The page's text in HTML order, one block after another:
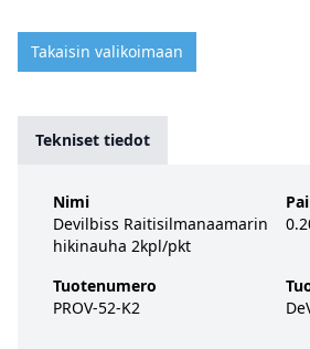
Takaisin valikoimaan
Tekniset tiedot
Nimi
Devilbiss Raitisilmanaamarin
hikinauha 2kpl/pkt
Tuotenumero
PROV-52-K2